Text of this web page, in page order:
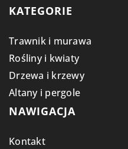
KATEGORIE
Trawnik i murawa
Rośliny i kwiaty
Drzewa i krzewy
Altany i pergole
NAWIGACJA
Kontakt